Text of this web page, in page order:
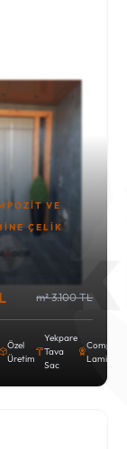
VE
ÇELIK
m² 3.100 TL
Özel
Üretim
Yekpare
Tava
Sac
Compact
Lamine